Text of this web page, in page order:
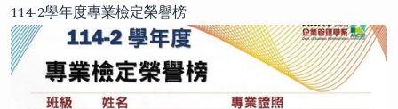
114-2學年度專業檢定榮譽榜